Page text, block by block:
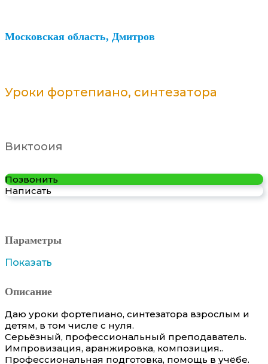
Московская область, Дмитров
Уроки фортепиано, синтезатора
Виктооия
Позвонить
Написать
Параметры
Показать
Описание
Даю уроки фортепиано, синтезатора взрослым и
детям, в том числе с нуля.
Серьёзный, профессиональный преподаватель.
Импровизация, аранжировка, композиция..
Профессиональная подготовка, помощь в учёбе.